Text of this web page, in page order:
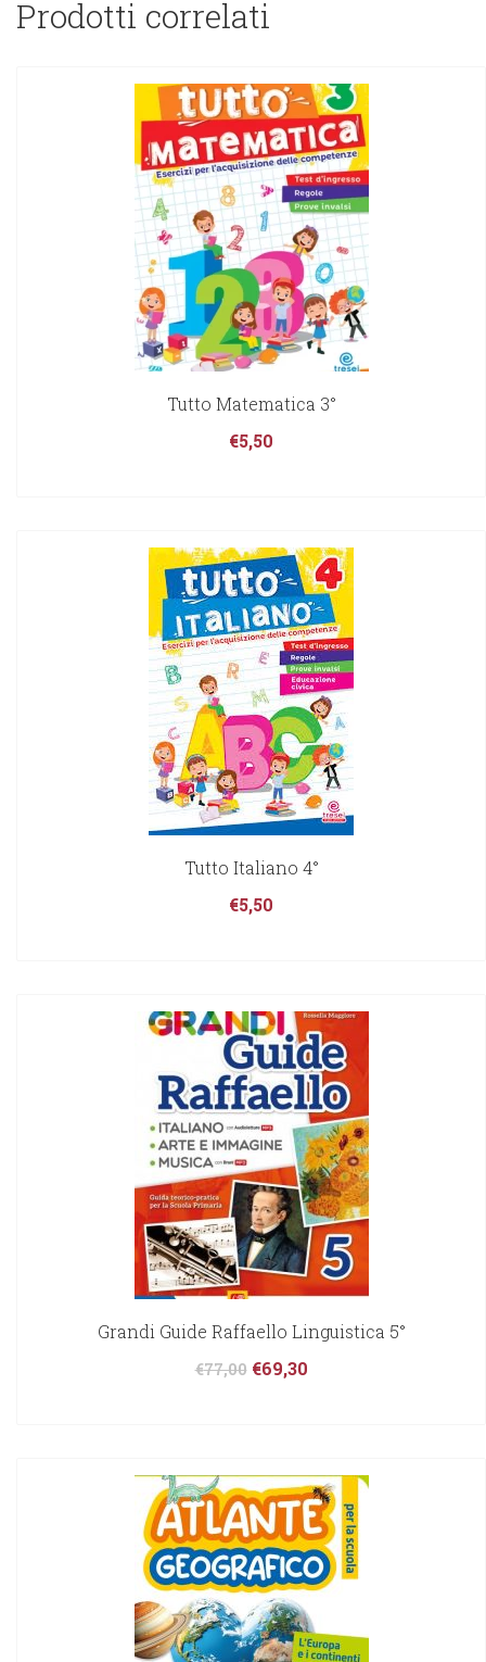
Prodotti correlati
Tutto Matematica 3°
€5,50
Tutto Italiano 4°
€5,50
Grandi Guide Raffaello Linguistica 5°
€77,00 €69,30